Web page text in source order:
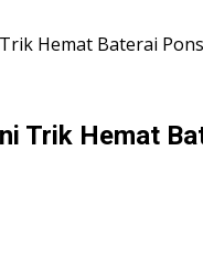
Hemat Baterai
Trik Hemat